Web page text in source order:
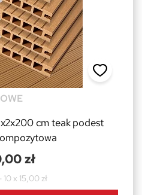
cm teak podest
zł
x 15,00 zł